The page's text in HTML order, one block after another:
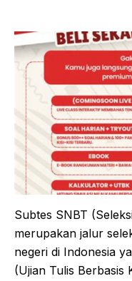
Subtes SNBT
merupakan jalur
negeri di Indonesia
(Ujian Tulis Berbasis